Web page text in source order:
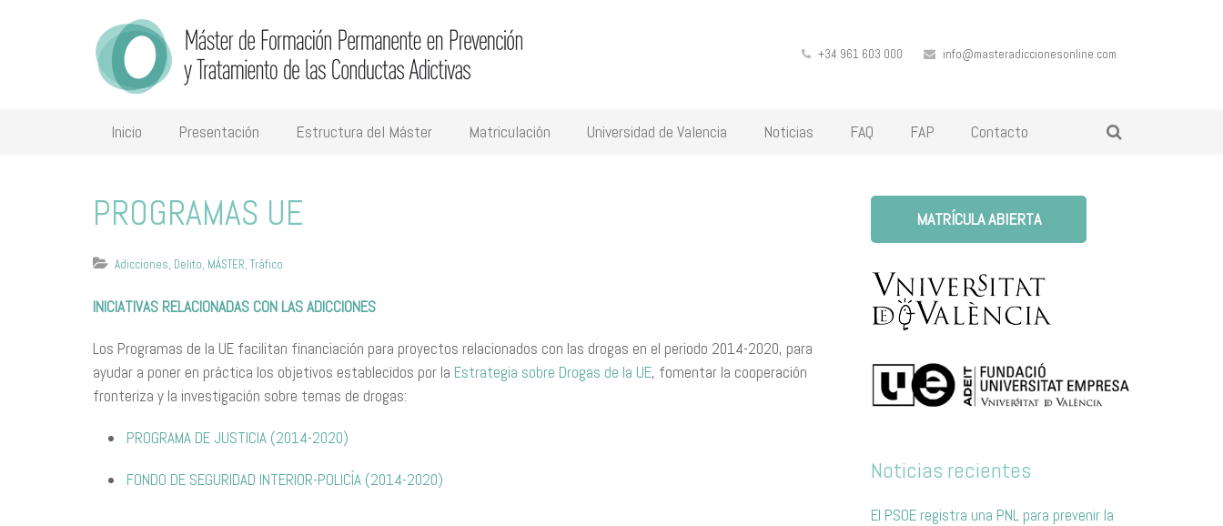
+34 961 603 000 info@masteradiccionesonline.com
Inicio Presentación Estructura del Máster Matriculación Universidad de Valencia Noticias FAQ FAP Contacto
PROGRAMAS UE
Adicciones, Delito, MÁSTER, Tráfico
INICIATIVAS RELACIONADAS CON LAS ADICCIONES
Los Programas de la UE facilitan financiación para proyectos relacionados con las drogas en el periodo 2014-2020, para
ayudar a poner en práctica los objetivos establecidos por la Estrategia sobre Drogas de la UE, fomentar la cooperación
fronteriza y la investigación sobre temas de drogas:
PROGRAMA DE JUSTICIA (2014-2020)
FONDO DE SEGURIDAD INTERIOR-POLICÍA (2014-2020)
MATRÍCULA ABIERTA
Noticias recientes
El PSOE registra una PNL para prevenir la